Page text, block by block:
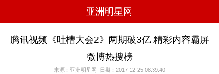
亚洲明星网
电影 电视 综艺
音乐
时尚
八卦 华人男明星
华人女明星
韩国男明星 日本男明星
欧美男明星 泰国女明星
腾讯视频《吐槽大会2》两期破3亿 精彩内容霸屏
微博热搜榜
来源：亚洲明星网 日期：2017-12-25 08:39:40